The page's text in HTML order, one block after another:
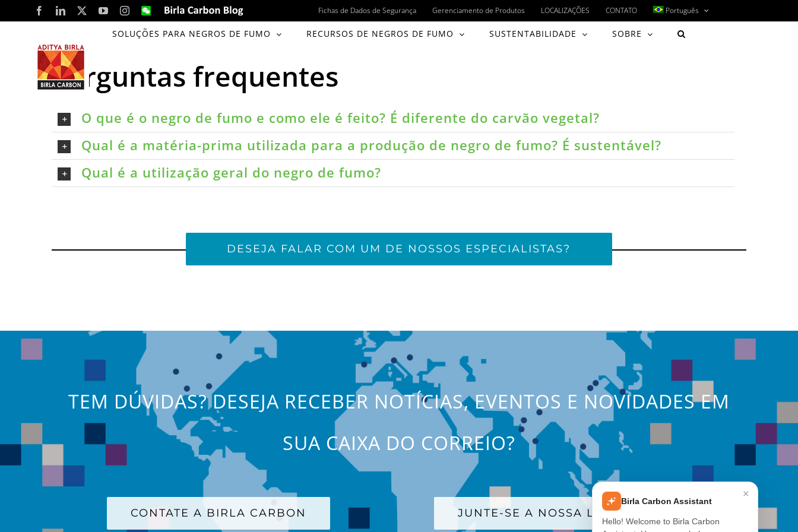
to
content
FacebookLinkedIn YouTubeInstagram
WeChatBirla
Carbon
Blog
Fichas de Dados de Segurança Gerenciamento de Produtos LOCALIZAÇÕES CONTATO Português
SOLUÇÕES PARA NEGROS DE FUMO RECURSOS DE NEGROS DE FUMO SUSTENTABILIDADE SOBRE
Net Zero by 2050
Perguntas frequentes
O que é o negro de fumo e como ele é feito? É diferente do carvão vegetal?
Qual é a matéria-prima utilizada para a produção de negro de fumo? É sustentável?
Qual é a utilização geral do negro de fumo?
DESEJA FALAR COM UM DE NOSSOS ESPECIALISTAS?
TEM DÚVIDAS? DESEJA RECEBER NOTÍCIAS, EVENTOS E NOVIDADES EM
SUA CAIXA DO CORREIO?
CONTATE A BIRLA CARBON JUNTE-SE A NOSSA LISTA DE E-MAILS
×
Birla Carbon Assistant
Hello! Welcome to Birla Carbon